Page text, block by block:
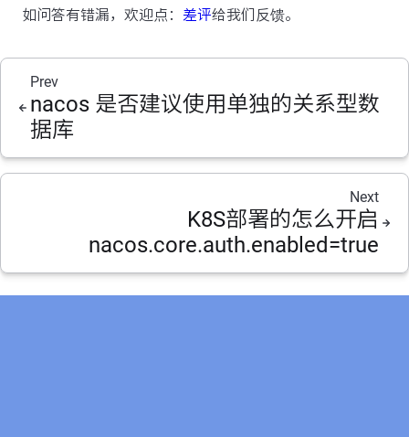
如问答有错漏，欢迎点： 差评给我们反馈。
Prev
nacos 是否建议使用单独的关系型数
据库
Next
K8S部署的怎么开启
nacos.core.auth.enabled=true